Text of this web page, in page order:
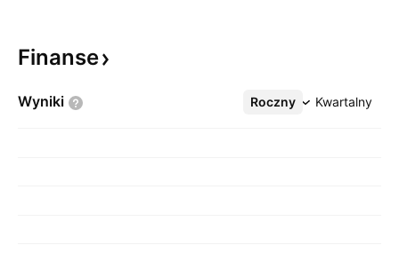
Finanse
Wyniki Roczny Kwartalny
Więcej